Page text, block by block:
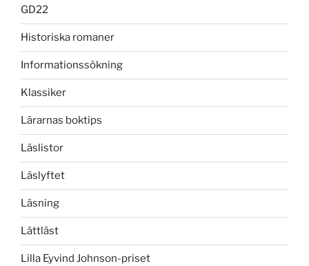
GD22
Historiska romaner
Informationssökning
Klassiker
Lärarnas boktips
Läslistor
Läslyftet
Läsning
Lättläst
Lilla Eyvind Johnson-priset